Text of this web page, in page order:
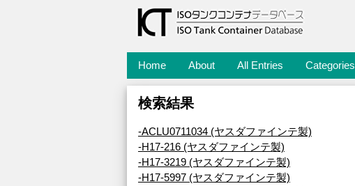
Home About All Entries Categories
検索結果
-ACLU0711034 (ヤスダファインテ製)
-H17-216 (ヤスダファインテ製)
-H17-3219 (ヤスダファインテ製)
-H17-5997 (ヤスダファインテ製)